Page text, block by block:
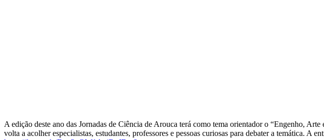
A edição deste ano das Jornadas de Ciência de Arouca terá como tema orientador o “Engenho,
volta a acolher especialistas, estudantes, professores e pessoas curiosas para debater a temática. A